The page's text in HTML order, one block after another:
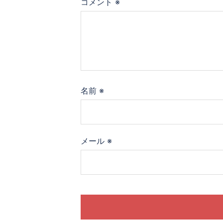
コメント ※
名前 ※
メール ※